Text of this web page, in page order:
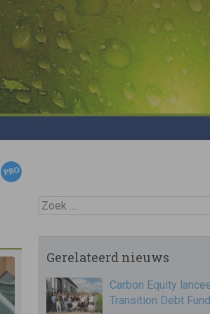
Zoek
Gerelateerd nieuws
Carbon Equity
Transition Debt